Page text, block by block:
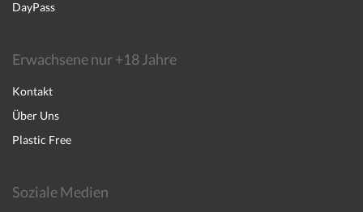
DayPass
Erwachsene nur +18 Jahre
Kontakt
Über Uns
Plastic Free
Soziale Medien